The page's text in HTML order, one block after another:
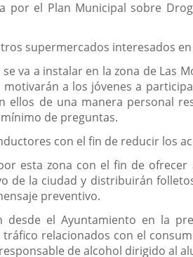
el Plan Municipal sobre
supermercados interesados
va a instalar en la zona de Las
a los jóvenes a
de una manera personal
de preguntas.
con el fin de reducir los
esta zona con el fin de
de la ciudad y distribuirán
preventivo.
el Ayuntamiento en la
relacionados con el
de alcohol dirigido al